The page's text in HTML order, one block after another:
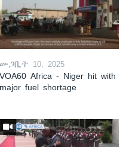
መጋቢት 10, 2025
VOA60 Africa - Niger hit with
major fuel shortage